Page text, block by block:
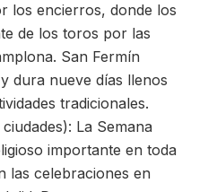
los encierros, donde los
de los toros por las
San Fermín
dura nueve días llenos
tradicionales.
La Semana
importante en toda
las celebraciones en